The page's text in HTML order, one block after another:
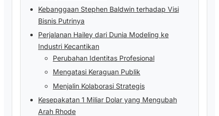
Kebanggaan Stephen Baldwin terhadap Visi
Bisnis Putrinya
Perjalanan Hailey dari Dunia Modeling ke
Industri Kecantikan
Perubahan Identitas Profesional
Mengatasi Keraguan Publik
Menjalin Kolaborasi Strategis
Kesepakatan 1 Miliar Dolar yang Mengubah
Arah Rhode